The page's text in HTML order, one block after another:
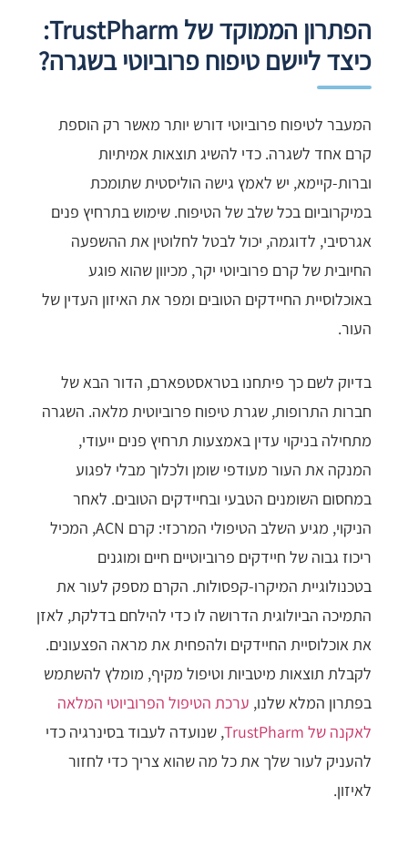
הפתרון הממוקד של TrustPharm:
כיצד ליישם טיפוח פרוביוטי בשגרה?
המעבר לטיפוח פרוביוטי דורש יותר מאשר רק הוספת
קרם אחד לשגרה. כדי להשיג תוצאות אמיתיות
וברות-קיימא, יש לאמץ גישה הוליסטית שתומכת
במיקרוביום בכל שלב של הטיפוח. שימוש בתרחיץ פנים
אגרסיבי, לדוגמה, יכול לבטל לחלוטין את ההשפעה
החיובית של קרם פרוביוטי יקר, מכיוון שהוא פוגע
באוכלוסיית החיידקים הטובים ומפר את האיזון העדין של
העור.
בדיוק לשם כך פיתחנו בטראסטפארם, הדור הבא של
חברות התרופות, שגרת טיפוח פרוביוטית מלאה. השגרה
מתחילה בניקוי עדין באמצעות תרחיץ פנים ייעודי,
המנקה את העור מעודפי שומן ולכלוך מבלי לפגוע
במחסום השומנים הטבעי ובחיידקים הטובים. לאחר
הניקוי, מגיע השלב הטיפולי המרכזי: קרם ACN, המכיל
ריכוז גבוה של חיידקים פרוביוטיים חיים ומוגנים
בטכנולוגיית המיקרו-קפסולות. הקרם מספק לעור את
התמיכה הביולוגית הדרושה לו כדי להילחם בדלקת, לאזן
את אוכלוסיית החיידקים ולהפחית את מראה הפצעונים.
לקבלת תוצאות מיטביות וטיפול מקיף, מומלץ להשתמש
בפתרון המלא שלנו, ערכת הטיפול הפרוביוטי המלאה
לאקנה של TrustPharm
, שנועדה לעבוד בסינרגיה כדי
להעניק לעור שלך את כל מה שהוא צריך כדי לחזור
לאיזון.